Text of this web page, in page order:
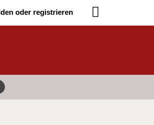
oder registrieren